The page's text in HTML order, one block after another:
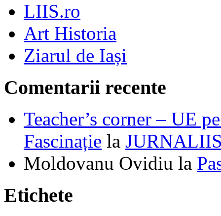
LIIS.ro
Art Historia
Ziarul de Iași
Comentarii recente
Teacher’s corner – UE
Fascinație la
Moldovanu Ovidiu la
Etichete